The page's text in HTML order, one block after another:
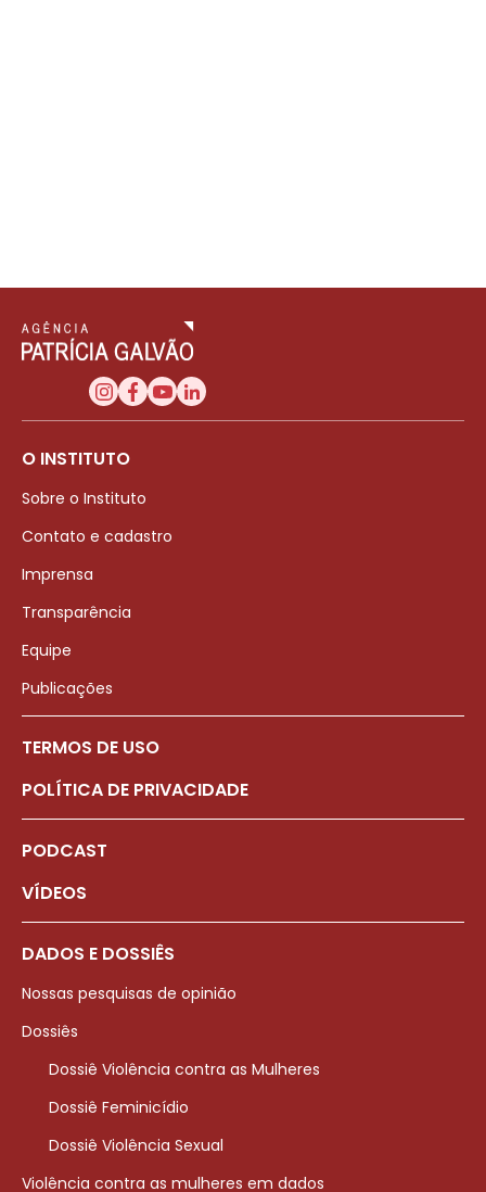
O INSTITUTO
Sobre o Instituto
Contato e cadastro
Imprensa
Transparência
Equipe
Publicações
TERMOS DE USO
POLÍTICA DE PRIVACIDADE
PODCAST
VÍDEOS
DADOS E DOSSIÊS
Nossas pesquisas de opinião
Dossiês
Dossiê Violência contra as Mulheres
Dossiê Feminicídio
Dossiê Violência Sexual
Violência contra as mulheres em dados